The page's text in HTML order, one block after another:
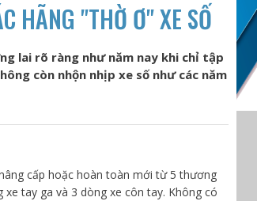
HÃNG "THỜ Ơ" XE SỐ
lai rõ ràng như năm nay khi chỉ tập
còn nhộn nhịp xe số như các năm
cấp hoặc hoàn toàn mới từ 5 thương
tay ga và 3 dòng xe côn tay. Không có